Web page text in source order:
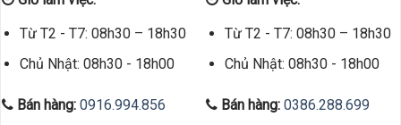
Từ T2 - T7: 08h30 – 18h30
Chủ Nhật: 08h30 - 18h00
Bán hàng: 0916.994.856
Từ T2 - T7: 08h30 – 18h30
Chủ Nhật: 08h30 - 18h00
Bán hàng: 0386.288.699